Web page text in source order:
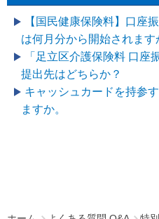
【国民健康保険料】口座
は何月分から開始されます
「足立区介護保険料 口座
提出先はどちらか？
キャッシュカードを持参
ますか。